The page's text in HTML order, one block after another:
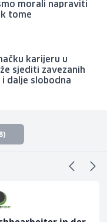
morali napraviti
tome
karijeru u
sjediti zavezanih
i dalje slobodna